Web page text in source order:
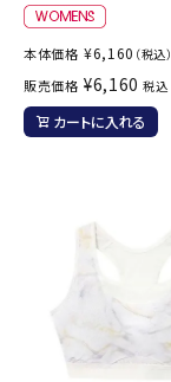
本体価格 ¥6,160 （税込）
販売価格 ¥6,160 税込
カートに入れる